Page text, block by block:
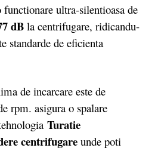
functionare ultra-silentioasa de
dB la centrifugare, ridicandu-
standarde de eficienta
de incarcare este de
rpm. asigura o spalare
Turatie
centrifugareunde poti